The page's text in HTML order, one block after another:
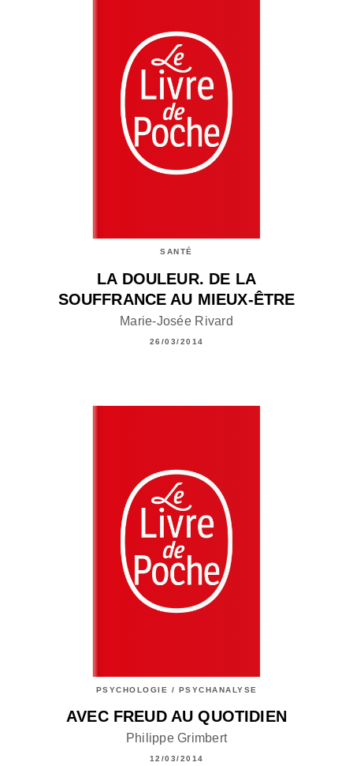
SANTÉ
LA DOULEUR. DE LA
SOUFFRANCE AU MIEUX-ÊTRE
Marie-Josée Rivard
26/03/2014
PSYCHOLOGIE / PSYCHANALYSE
AVEC FREUD AU QUOTIDIEN
Philippe Grimbert
12/03/2014